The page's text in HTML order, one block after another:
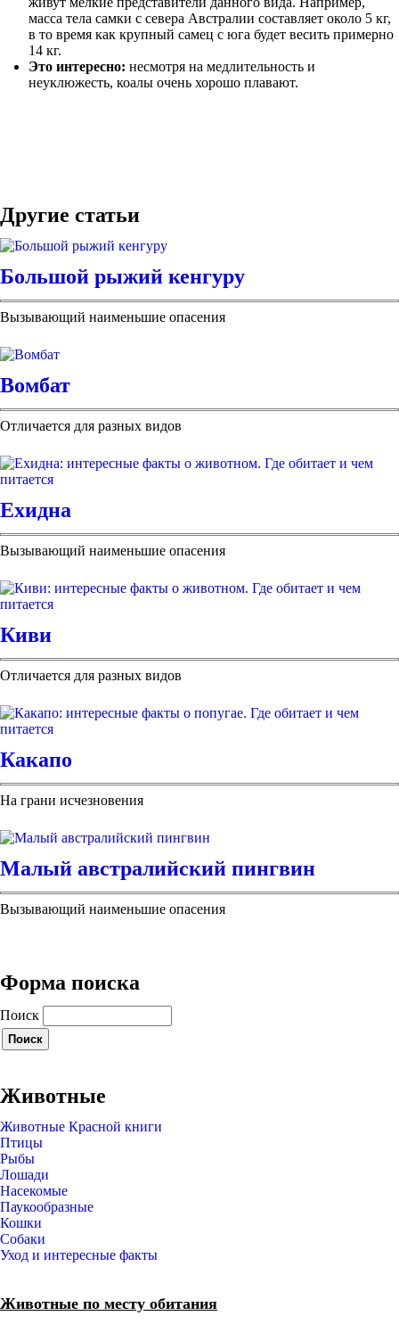
масса тела самки с севера Австралии составляет около 5 кг,
в то время как крупный самец с юга будет весить примерно
14 кг.
Это интересно: несмотря на медлительность и
неуклюжесть, коалы очень хорошо плавают.
Другие статьи
Большой рыжий кенгуру
Вызывающий наименьшие опасения
Вомбат
Отличается для разных видов
Ехидна
Вызывающий наименьшие опасения
Киви
Отличается для разных видов
Какапо
На грани исчезновения
Малый австралийский пингвин
Вызывающий наименьшие опасения
Форма поиска
Поиск
Животные
Животные Красной книги
Птицы
Рыбы
Лошади
Насекомые
Паукообразные
Кошки
Собаки
Уход и интересные факты
Животные по месту обитания